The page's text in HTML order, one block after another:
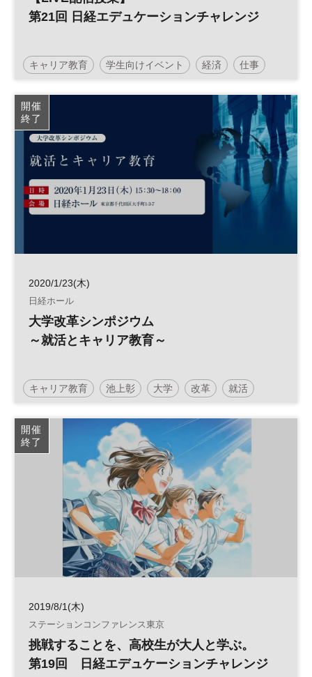
第21回 日経エデュケーションチャレンジ
キャリア教育 学生向けイベント 経済 仕事
キャリア 社会 日経エデュケーションチャレンジ
高校生 企業研究 自由研究
セミナー
開催
終了
2020/1/23(木)
日経ホール
大学改革シンポジウム
～就活とキャリア教育～
キャリア教育 池上彰 大学 改革 就活
就職活動
日経ホール
開催
終了
2019/8/1(木)
ステーションコンファレンス東京
挑戦することを、高校生が大人と学ぶ。
第19回 日経エデュケーションチャレンジ